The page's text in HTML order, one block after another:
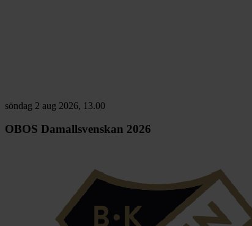
söndag 2 aug 2026, 13.00
OBOS Damallsvenskan 2026